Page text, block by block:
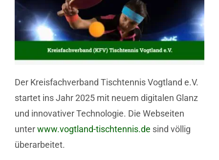
Der Kreisfachverband Tischtennis Vogtland e.V.
startet ins Jahr 2025 mit neuem digitalen Glanz
und innovativer Technologie. Die Webseiten
unterwww.vogtland-tischtennis.de sind völlig
überarbeitet.